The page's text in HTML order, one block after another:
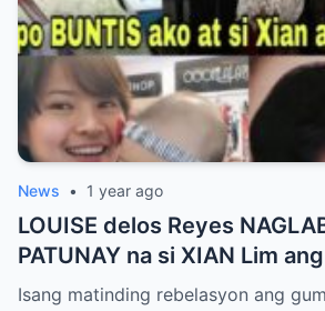
News • 1 year ago
LOUISE delos Reyes
PATUNAY na si XIAN Lim
Kaniyang PINAGBUBUNTIS!
Isang matinding rebelasyon ang